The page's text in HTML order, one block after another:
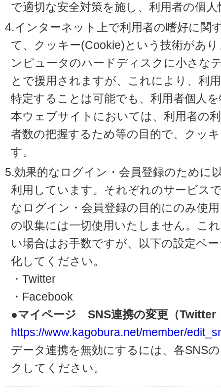
で適切な安全対策を施し、利用者の個
4.インターネット上で利用者の嗜好に関
て、クッキー(Cookie)という技術があ
ンピュータのハードディスクに小さな
とで援用されますが、これにより、利
特定することは可能でも、利用者個人
本ウェブサイトにおいては、利用者の
者数の把握するため等の目的で、クッ
す。
5.効果的なログイン・会員登録のために
利用しています。それぞれのサービス
なログイン・会員登録の目的にのみ使
の収集には一切使用いたしません。こ
い場合はお手数ですが、以下の設定ペ
化してください。
・Twitter
・Facebook
●マイページ SNS連携の変更（Twitter
https://www.kagobura.net/member/
データ連携を無効にするには、各SNS
クしてください。